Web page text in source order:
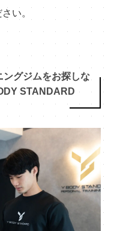
い。
ングジムをお探しな
STANDARD